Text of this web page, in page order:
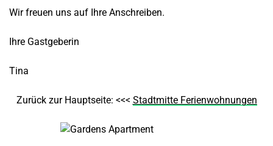
Wir freuen uns auf Ihre Anschreiben.
Ihre Gastgeberin
Tina
Zurück zur Hauptseite: <<< Stadtmitte Ferienwohnungen